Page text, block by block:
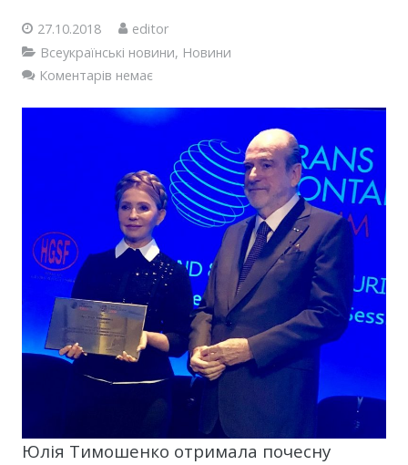
27.10.2018
editor
Всеукраїнські новини, Новини
Коментарів немає
Юлія Тимошенко отримала почесну